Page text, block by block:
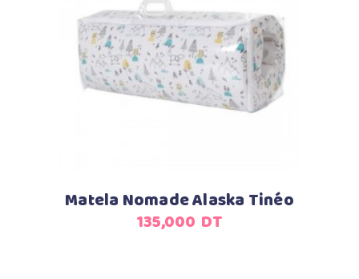
Ajouter au panier
Matela Nomade Alaska Tinéo
135,000 DT